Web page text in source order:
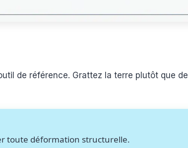
de référence. Grattez la terre plutôt que de
toute déformation structurelle.